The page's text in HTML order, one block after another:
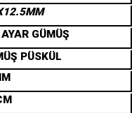
GÜMÜŞ
PÜSKÜL